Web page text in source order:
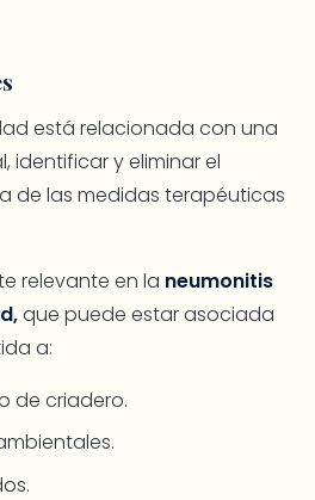
está relacionada con una
identificar y eliminar el
de las medidas terapéuticas
relevante en la neumonitis
que puede estar asociada
a:
de criadero.